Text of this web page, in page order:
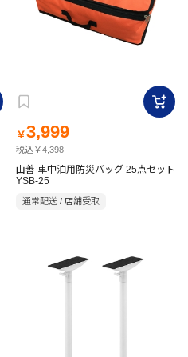
￥3,999
税込￥4,398
山善 車中泊用防災バッグ 25点セット
YSB-25
通常配送 / 店舗受取